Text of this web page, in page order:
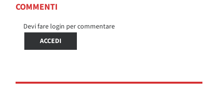
COMMENTI
Devi fare login per commentare
ACCEDI